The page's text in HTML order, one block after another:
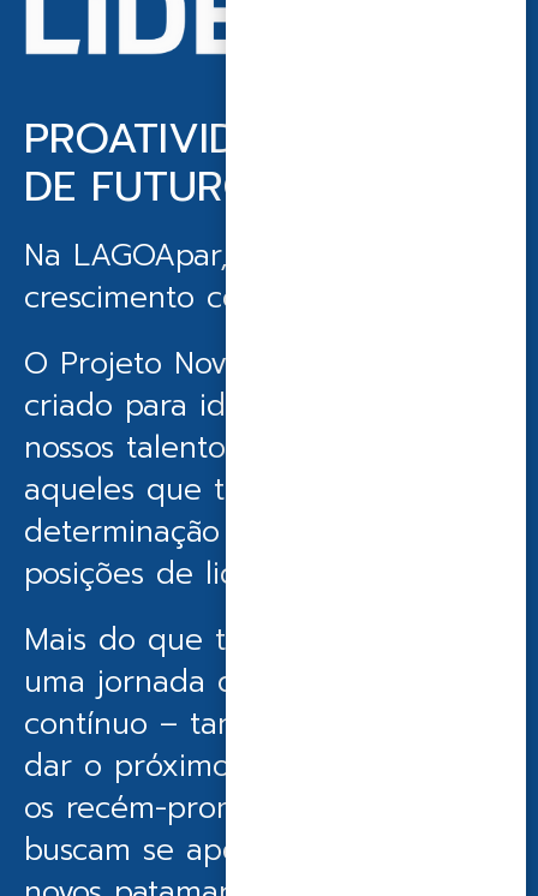
PROATIVIDADE E VISÃO
DE FUTURO
Na LAGOApar, acreditamos que o
crescimento começa de dentro.
O Projeto Novos Líderes (PNL) foi
criado para identificar e preparar
nossos talentos, impulsionando
aqueles que têm o desejo e a
determinação de assumir
posições de liderança.
Mais do que treinar, o PNL é
uma jornada de desenvolvimento
contínuo – tanto para quem quer
dar o próximo passo quanto para
os recém-promovidos que
buscam se aperfeiçoar e alcançar